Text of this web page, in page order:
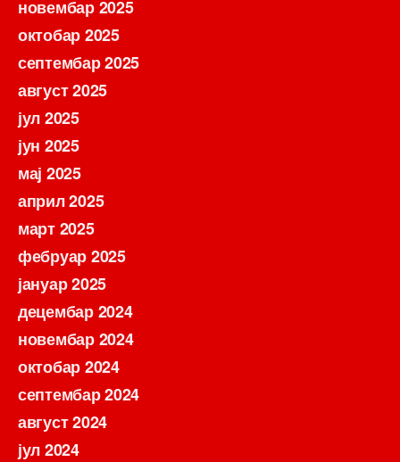
новембар 2025
октобар 2025
септембар 2025
август 2025
јул 2025
јун 2025
мај 2025
април 2025
март 2025
фебруар 2025
јануар 2025
децембар 2024
новембар 2024
октобар 2024
септембар 2024
август 2024
јул 2024